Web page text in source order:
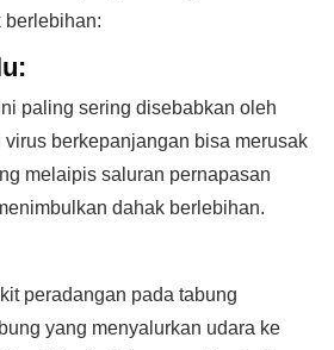
berlebihan:
paling sering disebabkan oleh
virus berkepanjangan bisa merusak
melaipis saluran pernapasan
dahak berlebihan.
peradangan pada tabung
yang menyalurkan udara ke